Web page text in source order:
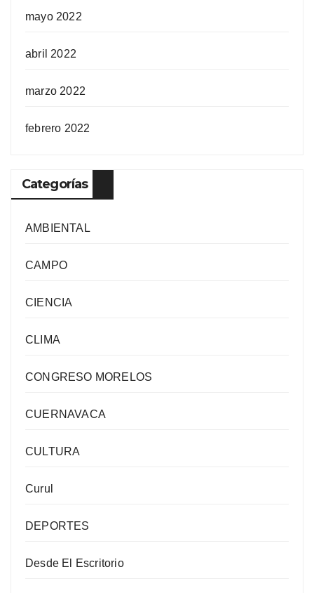
mayo 2022
abril 2022
marzo 2022
febrero 2022
Categorías
AMBIENTAL
CAMPO
CIENCIA
CLIMA
CONGRESO MORELOS
CUERNAVACA
CULTURA
Curul
DEPORTES
Desde El Escritorio